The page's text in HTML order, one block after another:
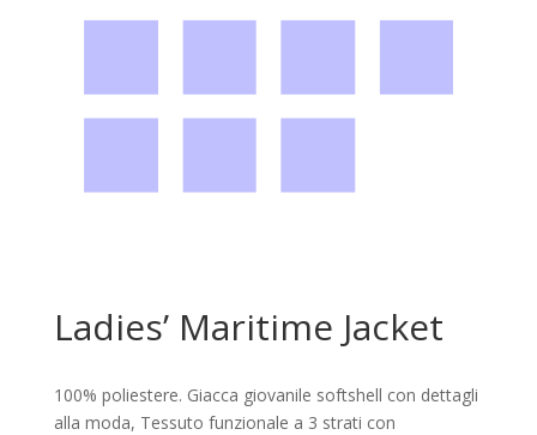
Ladies’ Maritime Jacket
100% poliestere. Giacca giovanile softshell con dettagli
alla moda, Tessuto funzionale a 3 strati con